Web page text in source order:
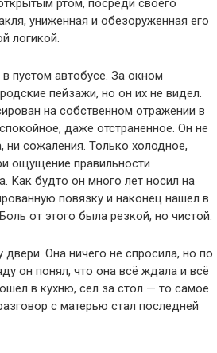
ртом, посреди своего
униженная и обезоруженная его
логикой.
пустом автобусе. За окном
пейзажи, но он их не видел.
на собственном отражении в
даже отстранённое. Он не
ни сожаления. Только холодное,
ощущение правильности
Как будто он много лет носил на
повязку и наконец нашёл в
от этого была резкой, но чистой.
двери. Она ничего не спросила, но по
он понял, что она всё ждала и всё
в кухню, сел за стол — то самое
с матерью стал последней